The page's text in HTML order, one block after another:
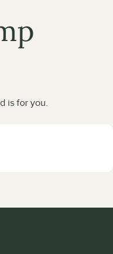
is for you.